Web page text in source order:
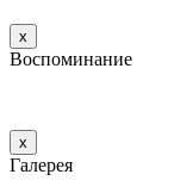
х
Воспоминание
х
Галерея